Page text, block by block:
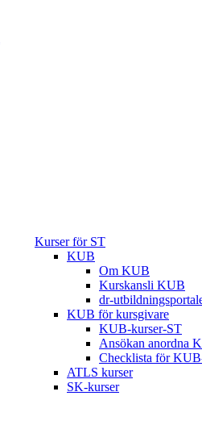
Kurser för ST
KUB
Om KUB
Kurskansli KUB
dr-
KUB för kursgivare
KUB-kurser-ST
Ansökan anordna
Checklista för
ATLS kurser
SK-kurser